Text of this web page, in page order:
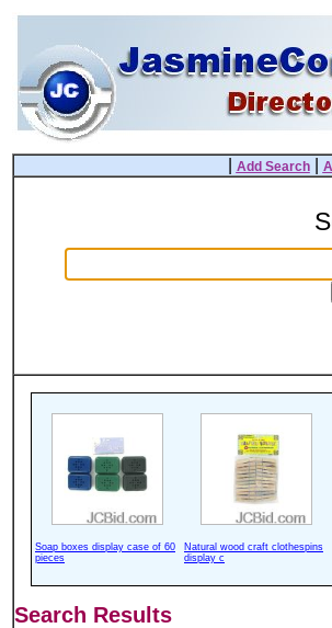
Add Search|
Soap boxes display case of 60
pieces
Natural wood craft clothespins
display c
Search Results